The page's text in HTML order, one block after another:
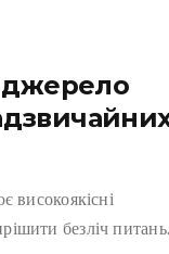
джерело
високоякісні
безліч питань.